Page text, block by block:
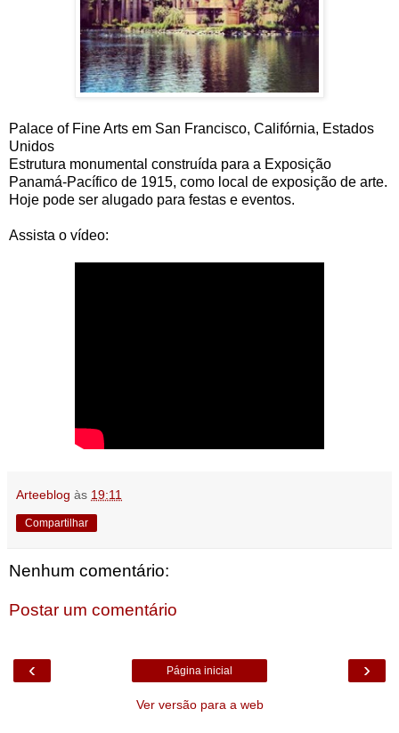
Palace of Fine Arts em San Francisco, Califórnia, Estados
Unidos
Estrutura monumental construída para a Exposição
Panamá-Pacífico de 1915, como local de exposição de arte.
Hoje pode ser alugado para festas e eventos.
Assista o vídeo:
Arteeblog às 19:11
Compartilhar
Nenhum comentário:
Postar um comentário
‹ ›
Página inicial
Ver versão para a web